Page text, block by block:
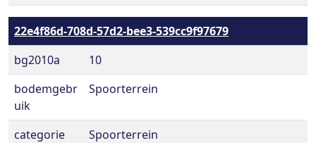
22e4f86d-708d-57d2-bee3-539cc9f97679
bg2010a
10
bodemgebr
uik
Spoorterrein
categorie Spoorterrein